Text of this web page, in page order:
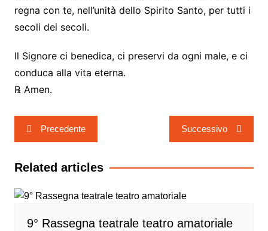
regna con te, nell’unità dello Spirito Santo, per tutti i
secoli dei secoli.
Il Signore ci benedica, ci preservi da ogni male, e ci
conduca alla vita eterna.
℞ Amen.
Navigazione
articoli
Precedente Successivo
Related articles
9° Rassegna teatrale teatro amatoriale